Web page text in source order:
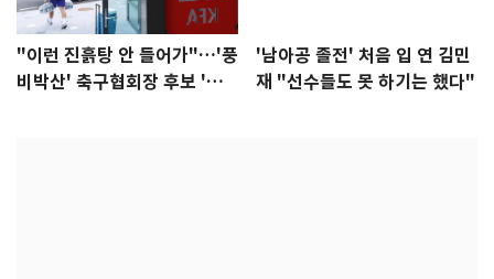
"이런 진흙탕 안 들어가"…'풍
비박산' 축구협회장 후보 '실
'남아공 졸전' 처음 입 연 김민
재 "선수들도 못 하기는 했다"